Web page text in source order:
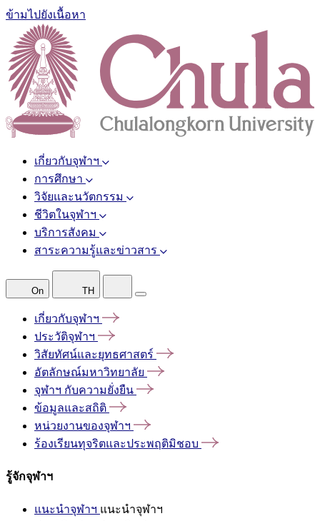
ข้ามไปยังเนื้อหา
เกี่ยวกับจุฬาฯ
การศึกษา
วิจัยและนวัตกรรม
ชีวิตในจุฬาฯ
บริการสังคม
สาระความรู้และข่าวสาร
On TH
เกี่ยวกับจุฬาฯ
ประวัติจุฬาฯ
วิสัยทัศน์และยุทธศาสตร์
อัตลักษณ์มหาวิทยาลัย
จุฬาฯ กับความยั่งยืน
ข้อมูลและสถิติ
หน่วยงานของจุฬาฯ
ร้องเรียนทุจริตและประพฤติมิชอบ
รู้จักจุฬาฯ
แนะนำจุฬาฯ แนะนำจุฬาฯ